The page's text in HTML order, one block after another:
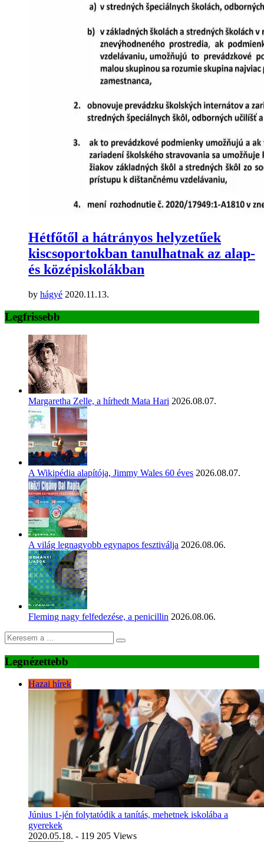
Hétfőtől a hátrányos helyzetűek
kiscsoportokban tanulhatnak az alap-
és középiskolákban
by hágyé 2020.11.13.
Legfrissebb
Margaretha Zelle, a hírhedt Mata Hari 2026.08.07.
A Wikipédia alapítója, Jimmy Wales 60 éves 2026.08.07.
A világ legnagyobb egynapos fesztiválja 2026.08.06.
Fleming nagy felfedezése, a penicillin 2026.08.06.
Legnézettebb
Hazai hírek
Június 1-jén folytatódik a tanítás, mehetnek iskolába a
gyerekek
2020.05.18. - 119 205 Views